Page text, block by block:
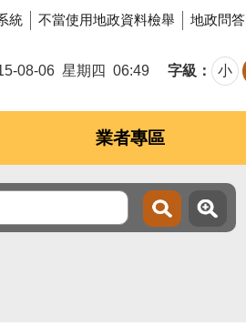
統 不當使用地政資料檢舉 地政問答
08-06 星期四 06:49 字級 小
業者專區